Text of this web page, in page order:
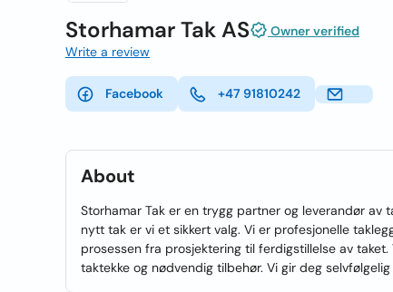
Storhamar Tak AS Owner verified
Write a review
Facebook +47 91810242
About
Storhamar Tak er en trygg partner og leverandør av
nytt tak er vi et sikkert valg. Vi er profesjonelle
prosessen fra prosjektering til ferdigstillelse av
taktekke og nødvendig tilbehør. Vi gir deg